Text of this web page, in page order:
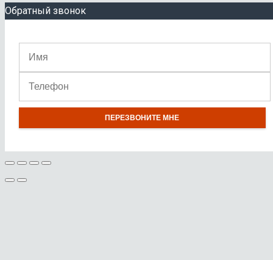
Обратный звонок